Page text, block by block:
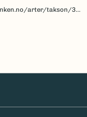
takson/30421/beskrivelse